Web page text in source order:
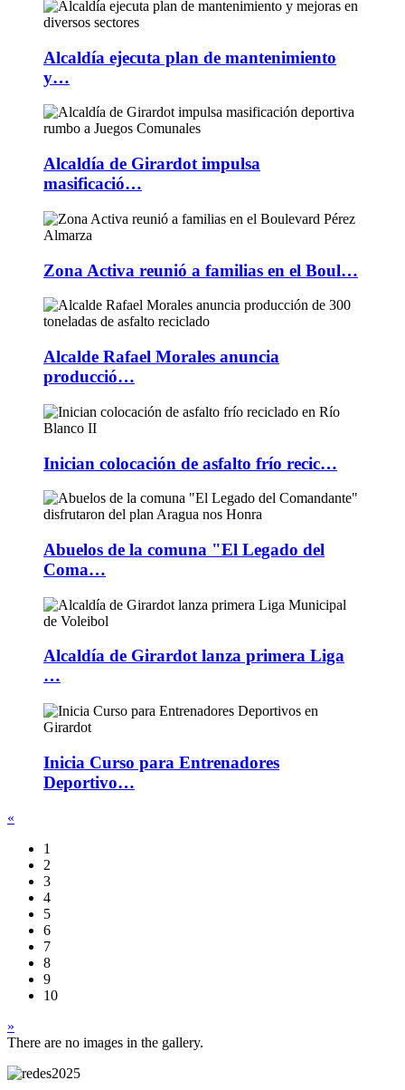
Alcaldía ejecuta plan de mantenimiento
y…
Alcaldía de Girardot impulsa
masificació…
Zona Activa reunió a familias en el Boul…
Alcalde Rafael Morales anuncia
producció…
Inician colocación de asfalto frío recic…
Abuelos de la comuna "El Legado del
Coma…
Alcaldía de Girardot lanza primera Liga
…
Inicia Curso para Entrenadores
Deportivo…
«
1
2
3
4
5
6
7
8
9
10
»
There are no images in the gallery.